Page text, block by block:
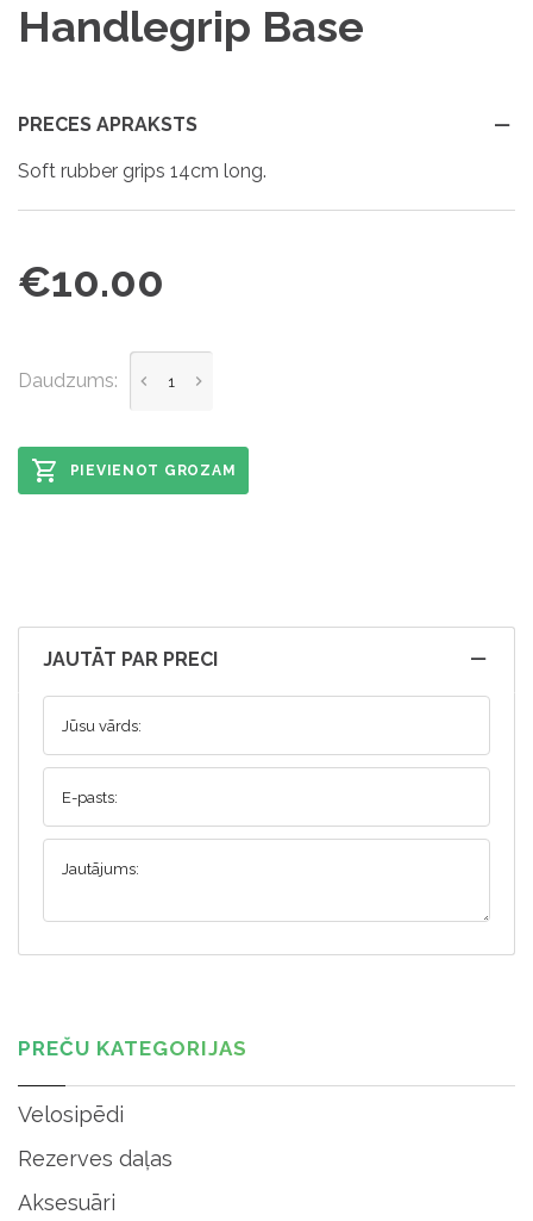
Handlegrip Base
PRECES APRAKSTS
Soft rubber grips 14cm long.
€10.00
Daudzums:
PIEVIENOT GROZAM
JAUTĀT PAR PRECI
Jūsu vārds:
E-pasts:
Jautājums:
PREČU KATEGORIJAS
Velosipēdi
Rezerves daļas
Aksesuāri